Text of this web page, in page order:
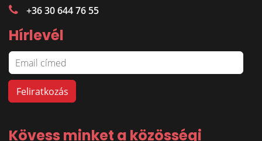
+36 30 644 76 55
Hírlevél
Kövess minket a közösségi